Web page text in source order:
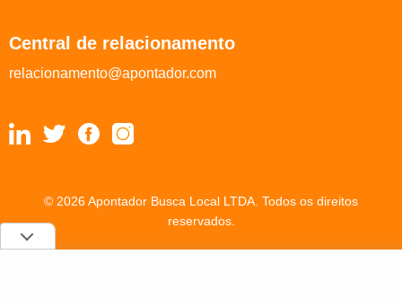
Central de relacionamento
relacionamento@apontador.com
© 2026 Apontador Busca Local LTDA. Todos os direitos
reservados.